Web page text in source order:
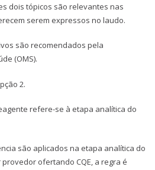
dois tópicos são relevantes nas
serem expressos no laudo.
são recomendados pela
(OMS).
2.
refere-se à etapa analítica do
são aplicados na etapa analítica do
ofertando CQE, a regra é